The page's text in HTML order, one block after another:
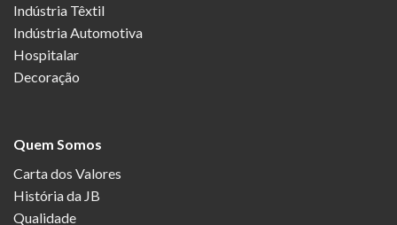
Indústria Têxtil
Indústria Automotiva
Hospitalar
Decoração
Quem Somos
Carta dos Valores
História da JB
Qualidade